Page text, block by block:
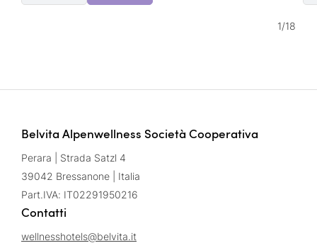
1/18
Belvita Alpenwellness Società Cooperativa
Perara | Strada Satzl 4
39042 Bressanone | Italia
Part.IVA: IT02291950216
Contatti
wellnesshotels@belvita.it